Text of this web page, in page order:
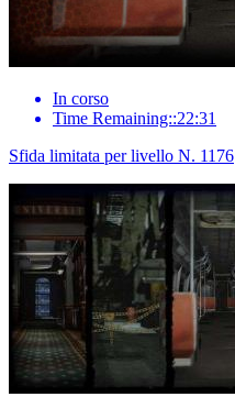
In corso
Time Remaining::22:31
Sfida limitata per livello N. 1176